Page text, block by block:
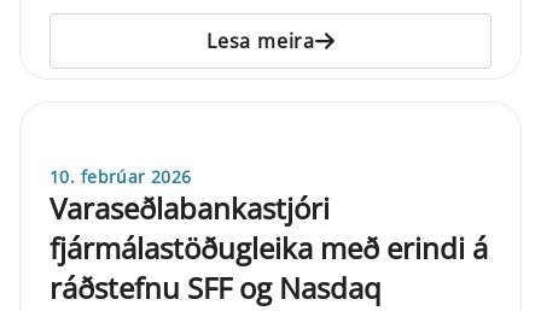
Lesa meira
10. febrúar 2026
Varaseðlabankastjóri
fjármálastöðugleika með erindi á
ráðstefnu SFF og Nasdaq